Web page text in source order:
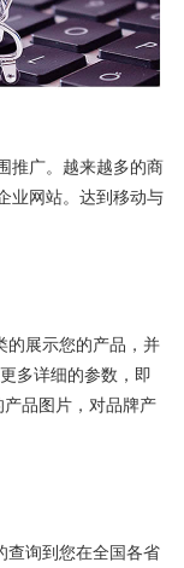
推广。越来越多的商
业网站。达到移动与
的展示您的产品，并
多详细的参数，即
品图片，对品牌产
查询到您在全国各省